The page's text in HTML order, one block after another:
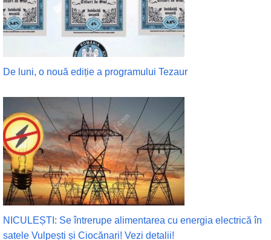
De luni, o nouă ediție a programului Tezaur
NICULEȘTI: Se întrerupe alimentarea cu energia electrică în
satele Vulpești și Ciocănari! Vezi detalii!